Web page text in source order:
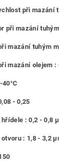
při mazání
při mazání
mazání tuhým
mazání olejem :
- 0,25
: 0,2 - 0,8
: 1,8 - 3,2